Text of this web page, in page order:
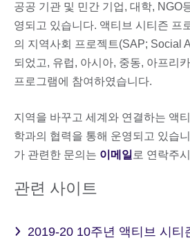
공공 기관 및 민간 기업, 대학, NGO
영되고 있습니다. 액티브 시티즌 프
의 지역사회 프로젝트(SAP; Social
되었고, 유럽, 아시아, 중동, 아프리
프로그램에 참여하였습니다.
지역을 바꾸고 세계와 연결하는 액
학과의 협력을 통해 운영되고 있습
가 관련한 문의는 이메일 로 연락주
관련 사이트
2019-20 10주년 액티브 시티